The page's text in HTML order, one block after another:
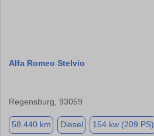
Alfa Romeo Stelvio
Regensburg, 93059
58.440 km Diesel 154 kw (209 PS)